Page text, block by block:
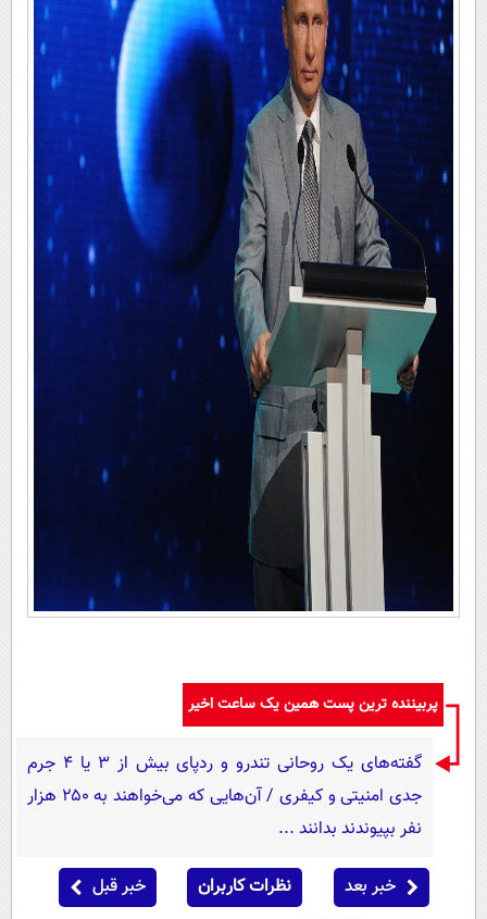
پربیننده ترین پست همین یک ساعت اخیر
گفته‌های یک روحانی تندرو و ردپای بیش از ۳ یا ۴ جرم
جدی امنیتی و کیفری / آن‌هایی که می‌خواهند به ۲۵۰ هزار
نفر بپیوندند بدانند ...
خبر بعد نظرات کاربران خبر قبل